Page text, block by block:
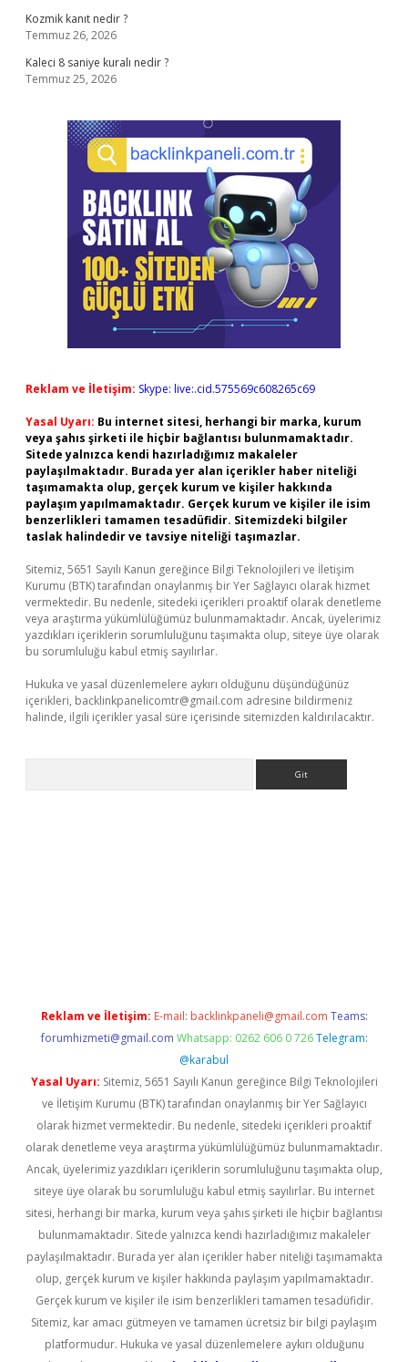
Kozmik kanıt nedir ?
Temmuz 26, 2026
Kaleci 8 saniye kuralı nedir ?
Temmuz 25, 2026
Reklam ve İletişim: Skype: live:.cid.575569c608265c69
Yasal Uyarı: Bu internet sitesi, herhangi bir marka, kurum
veya şahıs şirketi ile hiçbir bağlantısı bulunmamaktadır.
Sitede yalnızca kendi hazırladığımız makaleler
paylaşılmaktadır. Burada yer alan içerikler haber niteliği
taşımamakta olup, gerçek kurum ve kişiler hakkında
paylaşım yapılmamaktadır. Gerçek kurum ve kişiler ile isim
benzerlikleri tamamen tesadüfidir. Sitemizdeki bilgiler
taslak halindedir ve tavsiye niteliği taşımazlar.
Sitemiz, 5651 Sayılı Kanun gereğince Bilgi Teknolojileri ve İletişim
Kurumu (BTK) tarafından onaylanmış bir Yer Sağlayıcı olarak hizmet
vermektedir. Bu nedenle, sitedeki içerikleri proaktif olarak denetleme
veya araştırma yükümlülüğümüz bulunmamaktadır. Ancak, üyelerimiz
yazdıkları içeriklerin sorumluluğunu taşımakta olup, siteye üye olarak
bu sorumluluğu kabul etmiş sayılırlar.
Hukuka ve yasal düzenlemelere aykırı olduğunu düşündüğünüz
içerikleri, backlinkpanelicomtr@gmail.com adresine bildirmeniz
halinde, ilgili içerikler yasal süre içerisinde sitemizden kaldırılacaktır.
Reklam ve İletişim: E-mail: backlinkpaneli@gmail.com Teams:
forumhizmeti@gmail.com Whatsapp: 0262 606 0 726 Telegram:
@karabul
Yasal Uyarı: Sitemiz, 5651 Sayılı Kanun gereğince Bilgi Teknolojileri
ve İletişim Kurumu (BTK) tarafından onaylanmış bir Yer Sağlayıcı
olarak hizmet vermektedir. Bu nedenle, sitedeki içerikleri proaktif
olarak denetleme veya araştırma yükümlülüğümüz bulunmamaktadır.
Ancak, üyelerimiz yazdıkları içeriklerin sorumluluğunu taşımakta olup,
siteye üye olarak bu sorumluluğu kabul etmiş sayılırlar. Bu internet
sitesi, herhangi bir marka, kurum veya şahıs şirketi ile hiçbir bağlantısı
bulunmamaktadır. Sitede yalnızca kendi hazırladığımız makaleler
paylaşılmaktadır. Burada yer alan içerikler haber niteliği taşımamakta
olup, gerçek kurum ve kişiler hakkında paylaşım yapılmamaktadır.
Gerçek kurum ve kişiler ile isim benzerlikleri tamamen tesadüfidir.
Sitemiz, kar amacı gütmeyen ve tamamen ücretsiz bir bilgi paylaşım
platformudur. Hukuka ve yasal düzenlemelere aykırı olduğunu